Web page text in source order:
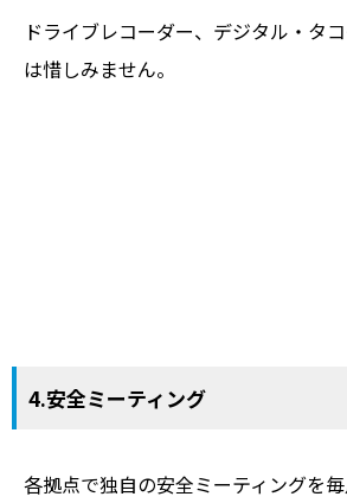
ドライブレコーダー、デジタル・タ
は惜しみません。
4.安全ミーティング
各拠点で独自の安全ミーティングを